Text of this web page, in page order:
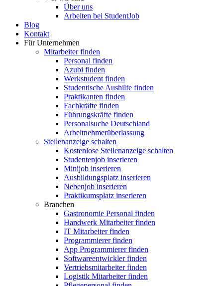
Über uns
Arbeiten bei StudentJob
Blog
Kontakt
Für Unternehmen
Mitarbeiter finden
Personal finden
Azubi finden
Werkstudent finden
Studentische Aushilfe finden
Praktikanten finden
Fachkräfte finden
Führungskräfte finden
Personalsuche Deutschland
Arbeitnehmerüberlassung
Stellenanzeige schalten
Kostenlose Stellenanzeige schalten
Studentenjob inserieren
Minijob inserieren
Ausbildungsplatz inserieren
Nebenjob inserieren
Praktikumsplatz inserieren
Branchen
Gastronomie Personal finden
Handwerk Mitarbeiter finden
IT Mitarbeiter finden
Programmierer finden
App Programmierer finden
Softwareentwickler finden
Vertriebsmitarbeiter finden
Logistik Mitarbeiter finden